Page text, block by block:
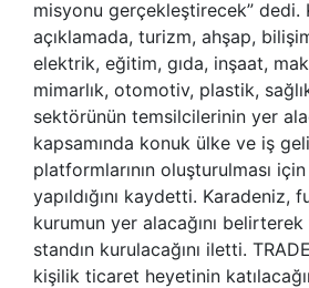
misyonu gerçekleştirecek” dedi.
açıklamada, turizm, ahşap,
elektrik, eğitim, gıda, inşaat,
mimarlık, otomotiv, plastik,
sektörünün temsilcilerinin yer
kapsamında konuk ülke ve iş
platformlarının oluşturulması
yapıldığını kaydetti. Karadeniz,
kurumun yer alacağını
standın kurulacağını iletti.
kişilik ticaret heyetinin